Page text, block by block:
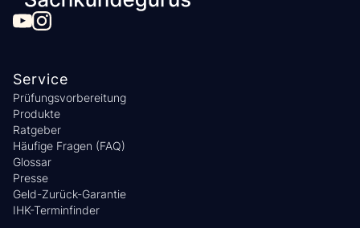
Service
Prüfungsvorbereitung
Produkte
Ratgeber
Häufige Fragen (FAQ)
Glossar
Presse
Geld-Zurück-Garantie
IHK-Terminfinder